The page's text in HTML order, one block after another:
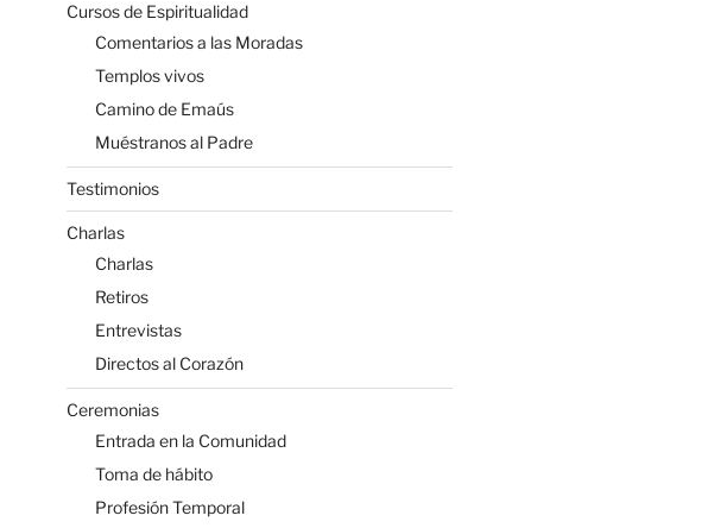
Cursos de Espiritualidad
Comentarios a las Moradas
Templos vivos
Camino de Emaús
Muéstranos al Padre
Testimonios
Charlas
Charlas
Retiros
Entrevistas
Directos al Corazón
Ceremonias
Entrada en la Comunidad
Toma de hábito
Profesión Temporal